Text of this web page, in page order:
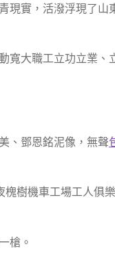
現實，活潑浮現了山
寬大職工立功立業、
、鄧恩銘泥像，無聲
樹機車工場工人俱
槍。